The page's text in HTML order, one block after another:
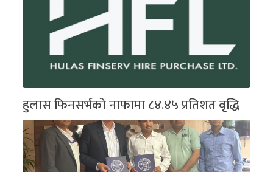
हुलास फिनसर्भको नाफामा ८४.४५ प्रतिशत वृद्धि